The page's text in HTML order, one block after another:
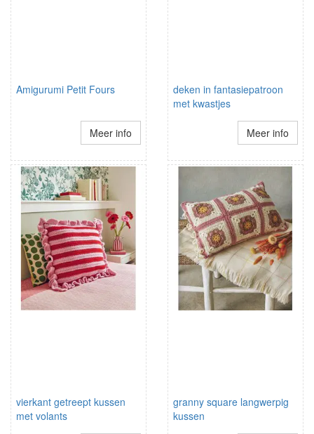
Amigurumi Petit Fours
Meer info
deken in fantasiepatroon
met kwastjes
Meer info
vierkant getreept kussen
met volants
granny square langwerpig
kussen